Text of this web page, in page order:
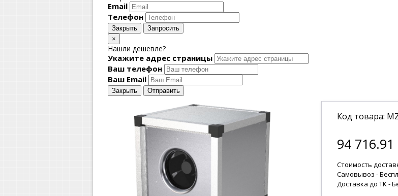
Email
Телефон
Закрыть
Запросить
×
Нашли дешевле?
Укажите адрес страницы
Ваш телефон
Ваш Email
Закрыть Отправить
Код товара:
94 716.91
Стоимость
Самовывоз -
Доставка до ТК -